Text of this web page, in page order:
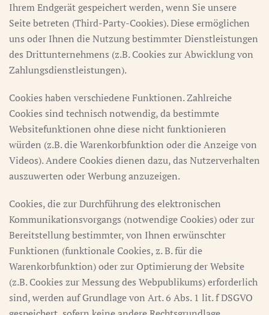
Ihrem Endgerät gespeichert werden, wenn Sie unsere
Seite betreten (Third-Party-Cookies). Diese ermöglichen
uns oder Ihnen die Nutzung bestimmter Dienstleistungen
des Drittunternehmens (z.B. Cookies zur Abwicklung von
Zahlungsdienstleistungen).
Cookies haben verschiedene Funktionen. Zahlreiche
Cookies sind technisch notwendig, da bestimmte
Websitefunktionen ohne diese nicht funktionieren
würden (z.B. die Warenkorbfunktion oder die Anzeige von
Videos). Andere Cookies dienen dazu, das Nutzerverhalten
auszuwerten oder Werbung anzuzeigen.
Cookies, die zur Durchführung des elektronischen
Kommunikationsvorgangs (notwendige Cookies) oder zur
Bereitstellung bestimmter, von Ihnen erwünschter
Funktionen (funktionale Cookies, z. B. für die
Warenkorbfunktion) oder zur Optimierung der Website
(z.B. Cookies zur Messung des Webpublikums) erforderlich
sind, werden auf Grundlage von Art. 6 Abs. 1 lit. f DSGVO